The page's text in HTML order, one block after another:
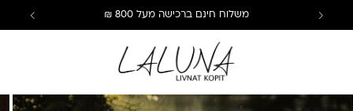
משלוח חינם ברכישה מעל 800 ₪